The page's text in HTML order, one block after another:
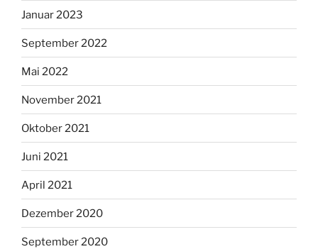
Januar 2023
September 2022
Mai 2022
November 2021
Oktober 2021
Juni 2021
April 2021
Dezember 2020
September 2020